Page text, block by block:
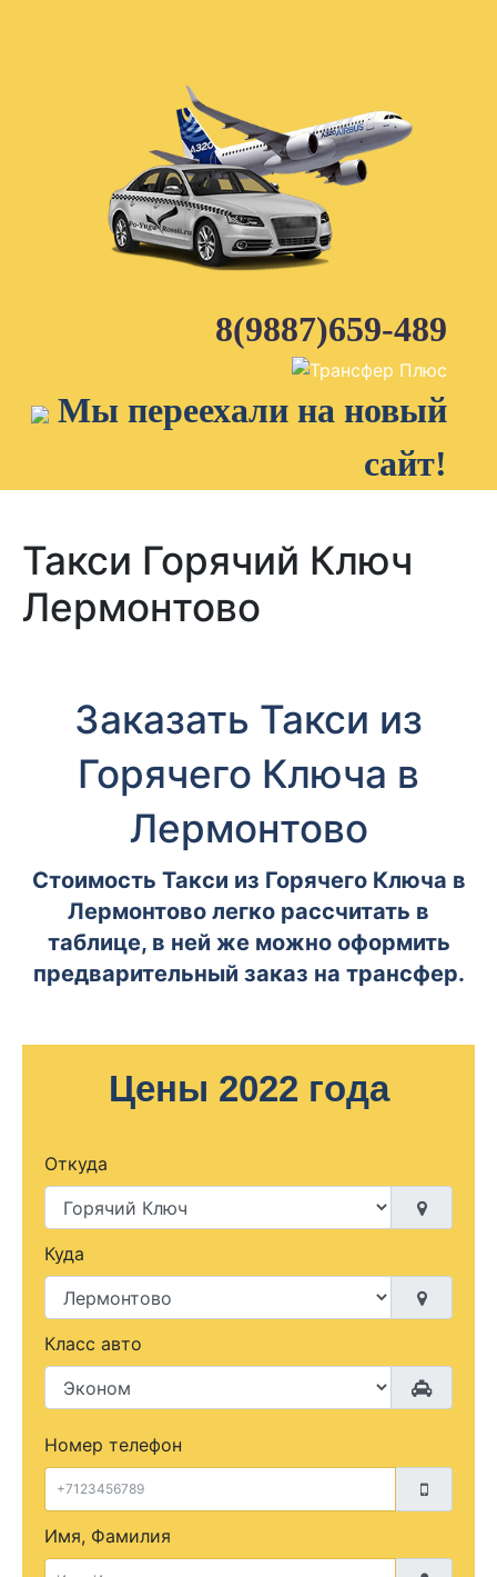
8(9887)659-489
Мы переехали на новый
сайт!
Такси Горячий Ключ
Лермонтово
Заказать Такси из
Горячего Ключа в
Лермонтово
Стоимость Такси из Горячего Ключа в
Лермонтово легко рассчитать в
таблице, в ней же можно оформить
предварительный заказ на трансфер.
Цены 2022 года
Откуда
Куда
Класс авто
Номер телефон
Имя, Фамилия